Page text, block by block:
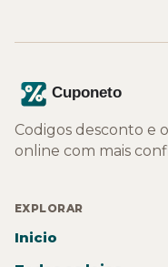
Codigos desconto e
online com mais
EXPLORAR
Inicio